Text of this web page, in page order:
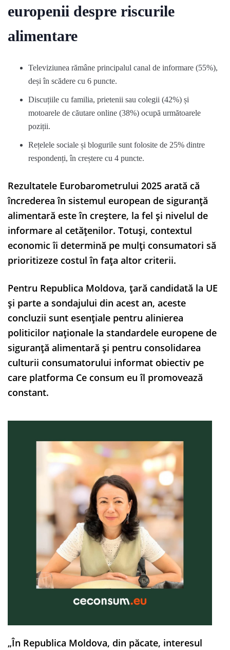
europenii despre riscurile
alimentare
Televiziunea rămâne principalul canal de informare (55%),
deși în scădere cu 6 puncte.
Discuțiile cu familia, prietenii sau colegii (42%) și
motoarele de căutare online (38%) ocupă următoarele
poziții.
Rețelele sociale și blogurile sunt folosite de 25% dintre
respondenți, în creștere cu 4 puncte.
Rezultatele Eurobarometrului 2025 arată că
încrederea în sistemul european de siguranță
alimentară este în creștere, la fel și nivelul de
informare al cetățenilor. Totuși, contextul
economic îi determină pe mulți consumatori să
prioritizeze costul în fața altor criterii.
Pentru Republica Moldova, țară candidată la UE
și parte a sondajului din acest an, aceste
concluzii sunt esențiale pentru alinierea
politicilor naționale la standardele europene de
siguranță alimentară și pentru consolidarea
culturii consumatorului informat obiectiv pe
care platforma Ce consum eu îl promovează
constant.
„În Republica Moldova, din păcate, interesul